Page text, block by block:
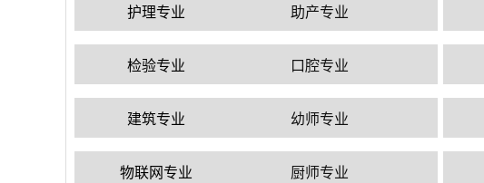
护理专业 助产专业
检验专业 口腔专业
建筑专业 幼师专业
物联网专业 厨师专业